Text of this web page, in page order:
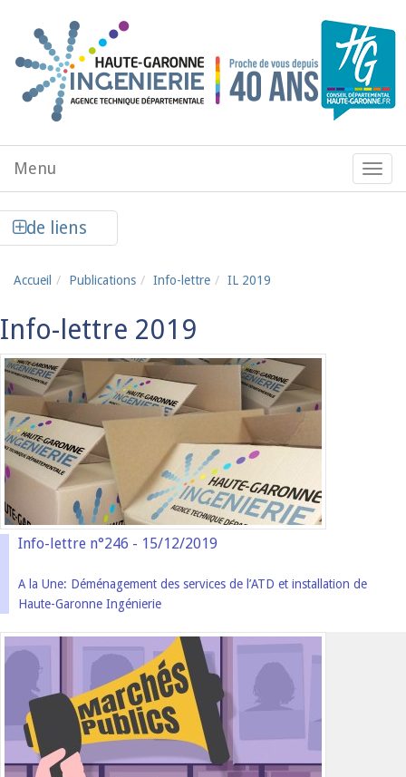
Menu
de
Menu
de liens
Accueil Publications Info-lettre IL 2019
Info-lettre 2019
Info-lettre n°246 - 15/12/2019
A la Une: Déménagement des services de l’ATD et installation de
Haute-Garonne Ingénierie